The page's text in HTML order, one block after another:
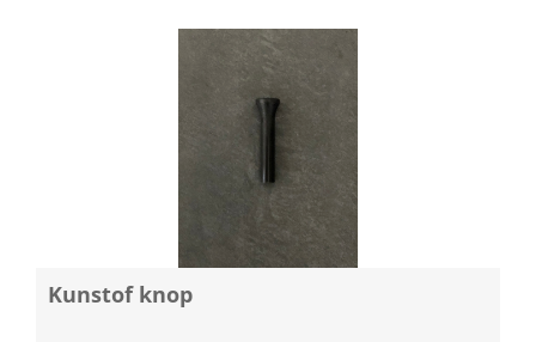
Kunstof knop